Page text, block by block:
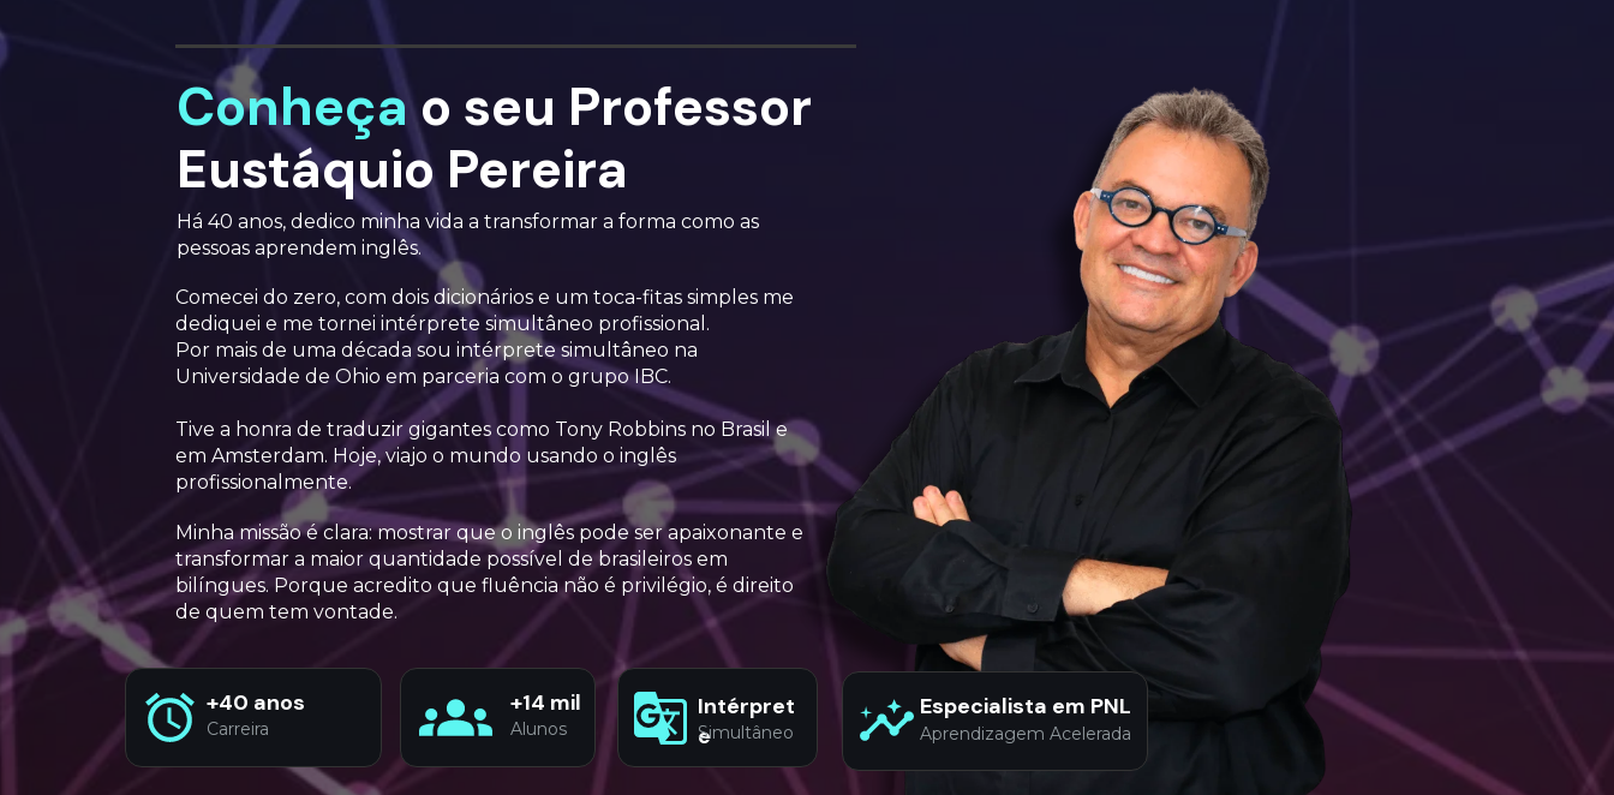
Conheça o seu Professor
Eustáquio Pereira
Há 40 anos, dedico minha vida a transformar a forma como as
pessoas aprendem inglês.
Comecei do zero, com dois dicionários e um toca-fitas simples me
dediquei e me tornei intérprete simultâneo profissional.
Por mais de uma década sou intérprete simultâneo na
Universidade de Ohio em parceria com o grupo IBC.
Tive a honra de traduzir gigantes como Tony Robbins no Brasil e
em Amsterdam. Hoje, viajo o mundo usando o inglês
profissionalmente.
Minha missão é clara: mostrar que o inglês pode ser apaixonante e
transformar a maior quantidade possível de brasileiros em
bilíngues. Porque acredito que fluência não é privilégio, é direito
de quem tem vontade.
+14 mil
+40 anos
Intérpret
e
Especialista em PNL
Alunos
Carreira Simultâneo Aprendizagem Acelerada